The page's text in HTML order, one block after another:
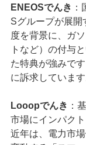
ENEOSでんき
Sグループが展開
度を背景に、ガ
トなど）の付与
た特典が強みで
に訴求しています
Looopでんき ：
市場にインパク
近年は、電力市